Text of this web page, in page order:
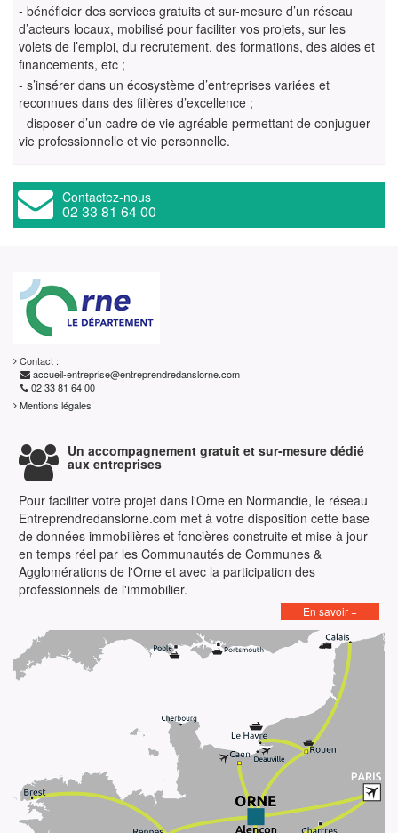
- bénéficier des services gratuits et sur-mesure d’un réseau
d’acteurs locaux, mobilisé pour faciliter vos projets, sur les
volets de l’emploi, du recrutement, des formations, des aides et
financements, etc ;
- s’insérer dans un écosystème d’entreprises variées et
reconnues dans des filières d’excellence ;
- disposer d’un cadre de vie agréable permettant de conjuguer
vie professionnelle et vie personnelle.
Contactez-nous
02 33 81 64 00
Contact :
accueil-entreprise@entreprendredanslorne.com
02 33 81 64 00
Mentions légales
Un accompagnement gratuit et sur-mesure dédié
aux entreprises
Pour faciliter votre projet dans l'Orne en Normandie, le réseau
Entreprendredanslorne.com met à votre disposition cette base
de données immobilières et foncières construite et mise à jour
en temps réel par les Communautés de Communes &
Agglomérations de l'Orne et avec la participation des
professionnels de l'immobilier.
En savoir +